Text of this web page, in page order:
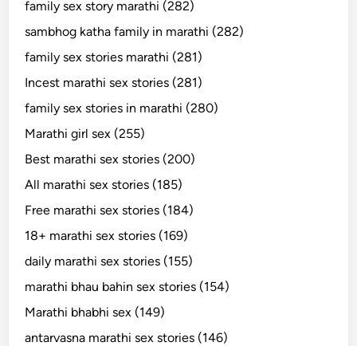
family sex story marathi (282)
sambhog katha family in marathi (282)
family sex stories marathi (281)
Incest marathi sex stories (281)
family sex stories in marathi (280)
Marathi girl sex (255)
Best marathi sex stories (200)
All marathi sex stories (185)
Free marathi sex stories (184)
18+ marathi sex stories (169)
daily marathi sex stories (155)
marathi bhau bahin sex stories (154)
Marathi bhabhi sex (149)
antarvasna marathi sex stories (146)